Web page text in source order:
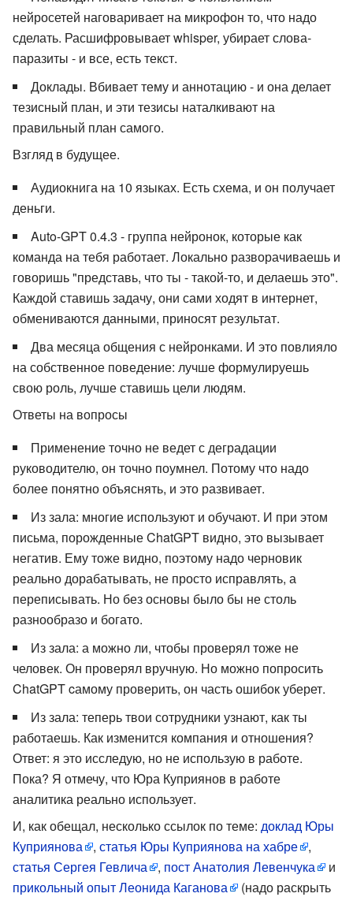
нейросетей наговаривает на микрофон то, что надо
сделать. Расшифровывает whisper, убирает слова-
паразиты - и все, есть текст.
Доклады. Вбивает тему и аннотацию - и она делает
тезисный план, и эти тезисы наталкивают на
правильный план самого.
Взгляд в будущее.
Аудиокнига на 10 языках. Есть схема, и он получает
деньги.
Auto-GPT 0.4.3 - группа нейронок, которые как
команда на тебя работает. Локально разворачиваешь и
говоришь "представь, что ты - такой-то, и делаешь это".
Каждой ставишь задачу, они сами ходят в интернет,
обмениваются данными, приносят результат.
Два месяца общения с нейронками. И это повлияло
на собственное поведение: лучше формулируешь
свою роль, лучше ставишь цели людям.
Ответы на вопросы
Применение точно не ведет с деградации
руководителю, он точно поумнел. Потому что надо
более понятно объяснять, и это развивает.
Из зала: многие используют и обучают. И при этом
письма, порожденные ChatGPT видно, это вызывает
негатив. Ему тоже видно, поэтому надо черновик
реально дорабатывать, не просто исправлять, а
переписывать. Но без основы было бы не столь
разнообразо и богато.
Из зала: а можно ли, чтобы проверял тоже не
человек. Он проверял вручную. Но можно попросить
ChatGPT cамому проверить, он часть ошибок уберет.
Из зала: теперь твои сотрудники узнают, как ты
работаешь. Как изменится компания и отношения?
Ответ: я это исследую, но не использую в работе.
Пока? Я отмечу, что Юра Куприянов в работе
аналитика реально использует.
И, как обещал, несколько ссылок по теме: доклад Юры
Куприянова
, статья Юры Куприянова на хабре
,
статья Сергея Гевлича
, пост Анатолия Левенчука
и
прикольный опыт Леонида Каганова
(надо раскрыть